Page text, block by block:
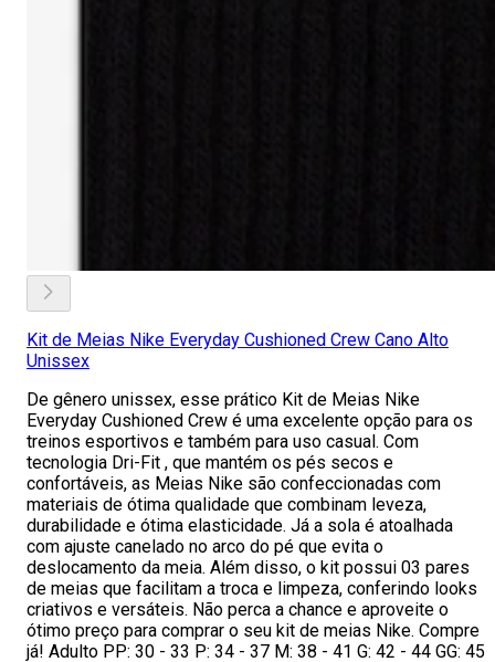
Kit de Meias Nike Everyday Cushioned Crew Cano Alto
Unissex
De gênero unissex, esse prático Kit de Meias Nike
Everyday Cushioned Crew é uma excelente opção para os
treinos esportivos e também para uso casual. Com
tecnologia Dri-Fit , que mantém os pés secos e
confortáveis, as Meias Nike são confeccionadas com
materiais de ótima qualidade que combinam leveza,
durabilidade e ótima elasticidade. Já a sola é atoalhada
com ajuste canelado no arco do pé que evita o
deslocamento da meia. Além disso, o kit possui 03 pares
de meias que facilitam a troca e limpeza, conferindo looks
criativos e versáteis. Não perca a chance e aproveite o
ótimo preço para comprar o seu kit de meias Nike. Compre
já! Adulto PP: 30 - 33 P: 34 - 37 M: 38 - 41 G: 42 - 44 GG: 45